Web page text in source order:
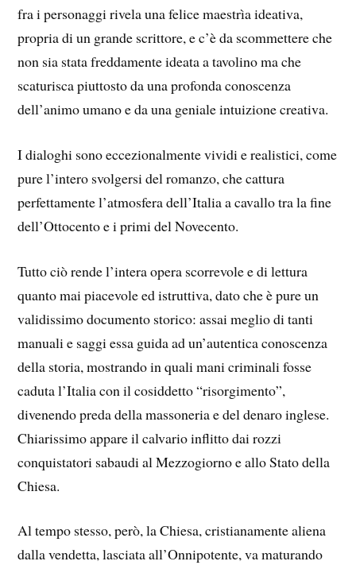
fra i personaggi rivela una felice maestrìa ideativa,
propria di un grande scrittore, e c’è da scommettere che
non sia stata freddamente ideata a tavolino ma che
scaturisca piuttosto da una profonda conoscenza
dell’animo umano e da una geniale intuizione creativa.
I dialoghi sono eccezionalmente vividi e realistici, come
pure l’intero svolgersi del romanzo, che cattura
perfettamente l’atmosfera dell’Italia a cavallo tra la fine
dell’Ottocento e i primi del Novecento.
Tutto ciò rende l’intera opera scorrevole e di lettura
quanto mai piacevole ed istruttiva, dato che è pure un
validissimo documento storico: assai meglio di tanti
manuali e saggi essa guida ad un’autentica conoscenza
della storia, mostrando in quali mani criminali fosse
caduta l’Italia con il cosiddetto “risorgimento”,
divenendo preda della massoneria e del denaro inglese.
Chiarissimo appare il calvario inflitto dai rozzi
conquistatori sabaudi al Mezzogiorno e allo Stato della
Chiesa.
Al tempo stesso, però, la Chiesa, cristianamente aliena
dalla vendetta, lasciata all’Onnipotente, va maturando